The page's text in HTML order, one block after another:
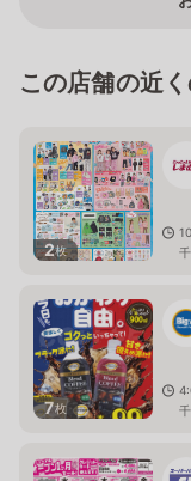
この店舗の近
2枚
7枚